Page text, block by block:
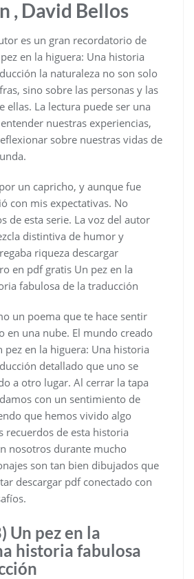
, David Bellos
es un gran recordatorio de
en la higuera: Una historia
la naturaleza no son solo
sino sobre las personas y las
ellas. La lectura puede ser una
nuestras experiencias,
sobre nuestras vidas de
un capricho, y aunque fue
con mis expectativas. No
de esta serie. La voz del autor
distintiva de humor y
riqueza descargar
en pdf gratis Un pez en la
fabulosa de la traducción
un poema que te hace sentir
en una nube. El mundo creado
pez en la higuera: Una historia
detallado que uno se
a otro lugar. Al cerrar la tapa
con un sentimiento de
que hemos vivido algo
recuerdos de esta historia
nosotros durante mucho
son tan bien dibujados que
descargar pdf conectado con
Un pez en la
historia fabulosa